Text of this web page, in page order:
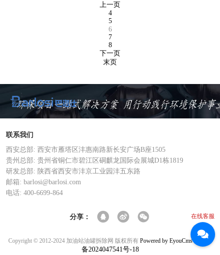
上一页
4
5
6
7
8
下一页
末页
联系我们
西安总部: 西安市雁塔区沣惠南路新长安广场B座1505
贵州总部: 贵州省铜仁市碧江区硐麒龙国际会展城D1栋1819
研发总部: 陕西省西安市沣京工业园沣五东路
邮箱: barlosi@barlosi.com
电话: 400-6699-864
分享：
Copyright © 2012-2024 加油站油罐拆除网 版权所有Powered by EyouCms
陕ICP
备2024047541号-18
在线客服